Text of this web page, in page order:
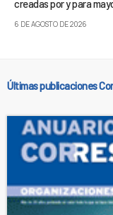
creadas por y para
6 DE AGOSTO DE 2026
Últimas publicaciones